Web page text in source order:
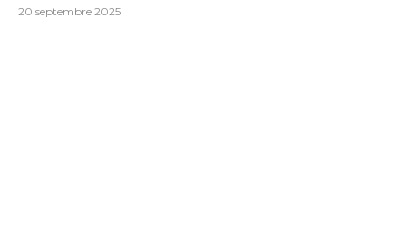
20 septembre 2025